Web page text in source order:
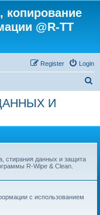
копирование
@R-TT
Login
Register
И
стирания данных и защита
R-Wipe & Clean.
с использованием